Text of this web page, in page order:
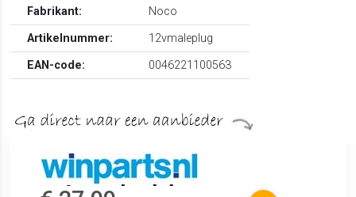
Fabrikant:
Noco
Artikelnummer:
12vmaleplug
EAN-code:
0046221100563